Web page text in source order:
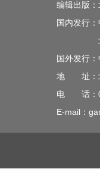
编辑出版
国内发行
北京钢
国外发行
地 址：北
电 话：
E-mail：